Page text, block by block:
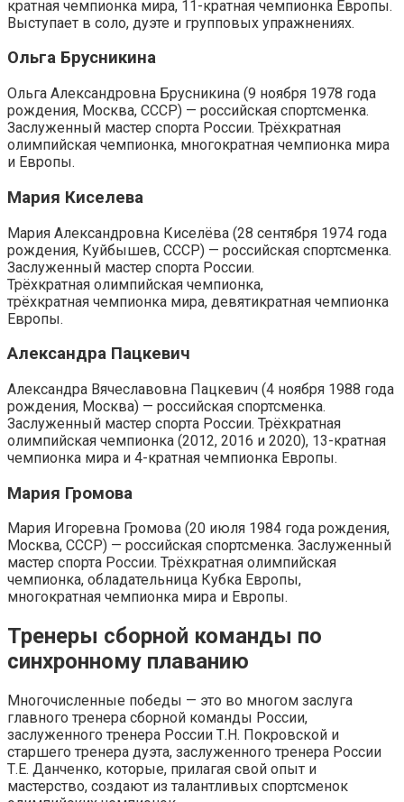
кратная чемпионка мира, 11-кратная чемпионка Европы.
Выступает в соло, дуэте и групповых упражнениях.
Ольга Брусникина
Ольга Александровна Брусникина (9 ноября 1978 года
рождения, Москва, СССР) — российская спортсменка.
Заслуженный мастер спорта России. Трёхкратная
олимпийская чемпионка, многократная чемпионка мира
и Европы.
Мария Киселева
Мария Александровна Киселёва (28 сентября 1974 года
рождения, Куйбышев, СССР) — российская спортсменка.
Заслуженный мастер спорта России.
Трёхкратная олимпийская чемпионка,
трёхкратная чемпионка мира, девятикратная чемпионка
Европы.
Александра Пацкевич
Александра Вячеславовна Пацкевич (4 ноября 1988 года
рождения, Москва) — российская спортсменка.
Заслуженный мастер спорта России. Трёхкратная
олимпийская чемпионка (2012, 2016 и 2020), 13-кратная
чемпионка мира и 4-кратная чемпионка Европы.
Мария Громова
Мария Игоревна Громова (20 июля 1984 года рождения,
Москва, СССР) — российская спортсменка. Заслуженный
мастер спорта России. Трёхкратная олимпийская
чемпионка, обладательница Кубка Европы,
многократная чемпионка мира и Европы.
Тренеры сборной команды по
синхронному плаванию
Многочисленные победы — это во многом заслуга
главного тренера сборной команды России,
заслуженного тренера России Т.Н. Покровской и
старшего тренера дуэта, заслуженного тренера России
Т.Е. Данченко, которые, прилагая свой опыт и
мастерство, создают из талантливых спортсменок